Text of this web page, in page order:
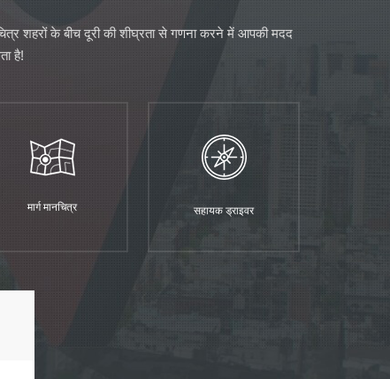
शहरों के बीच दूरी की शीघ्रता से गणना करने में आपकी मदद
है!
मार्ग मानचित्र सहायक ड्राइवर